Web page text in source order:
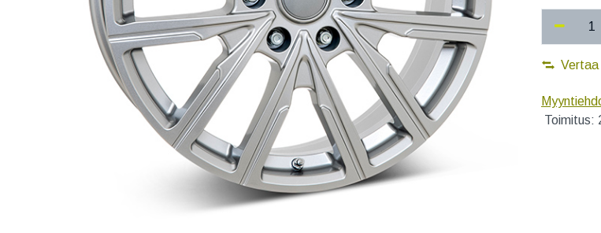
Vertaa
Toimitus: